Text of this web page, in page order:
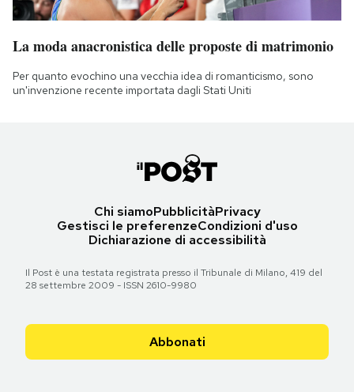
La moda anacronistica delle proposte di matrimonio
Per quanto evochino una vecchia idea di romanticismo, sono
un'invenzione recente importata dagli Stati Uniti
Chi siamoPubblicitàPrivacy
Gestisci le preferenzeCondizioni d'uso
Dichiarazione di accessibilità
Il Post è una testata registrata presso il Tribunale di Milano, 419 del
28 settembre 2009 - ISSN 2610-9980
Abbonati